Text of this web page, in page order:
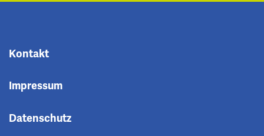
Kontakt
Impressum
Datenschutz